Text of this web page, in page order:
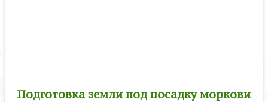
Подготовка земли под посадку моркови